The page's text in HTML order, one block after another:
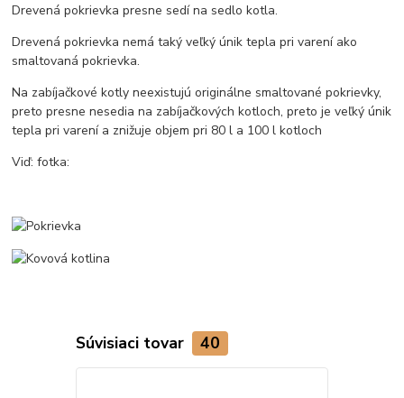
Drevená pokrievka presne sedí na sedlo kotla.
Drevená pokrievka nemá taký veľký únik tepla pri varení ako
smaltovaná pokrievka.
Na zabíjačkové kotly neexistujú originálne smaltované pokrievky,
preto presne nesedia na zabíjačkových kotloch, preto je veľký únik
tepla pri varení a znižuje objem pri 80 l a 100 l kotloch
Viď: fotka:
Súvisiaci tovar 40